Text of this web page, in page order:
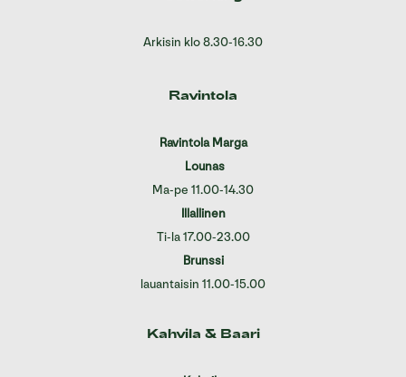
Arkisin klo 8.30-16.30
Ravintola
Ravintola Marga
Lounas
Ma-pe 11.00-14.30
Illallinen
Ti-la 17.00-23.00
Brunssi
lauantaisin 11.00-15.00
Kahvila & Baari